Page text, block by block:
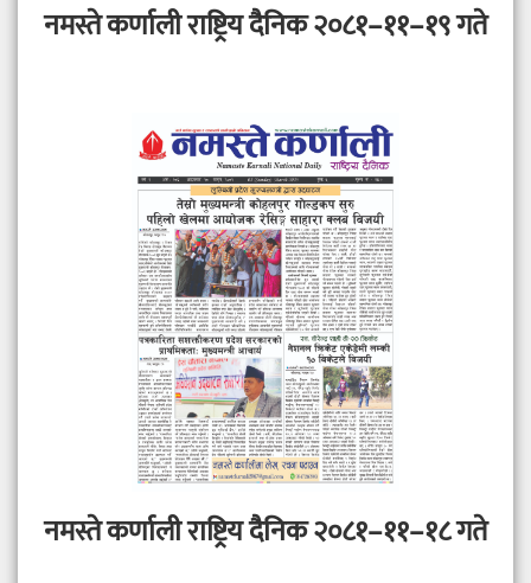
नमस्ते कर्णाली राष्ट्रिय दैनिक २०८१–११–१९ गते
नमस्ते कर्णाली राष्ट्रिय दैनिक २०८१–११–१८ गते